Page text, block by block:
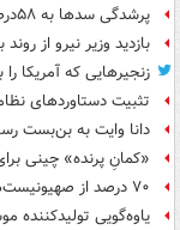
پرشدگی سدها به ۵۸درصد رسید
بازدید وزیر نیرو از
زنجیرهایی که آمریکا
تثبیت دستاوردهای
دانا وایت به بن‌بست
«کمانِ پرنده» چینی
۷۰ درصد از صهیونیست‌ها نگران سلامت انتخابات هستند
یاوه‌گویی تولیدکننده